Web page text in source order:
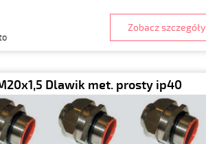
Zobacz szczegóły
Dlawik met. prosty ip40